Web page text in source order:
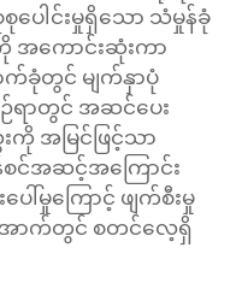
စုပေါင်းမှုရှိသော သံမှုန်ခုံ
အကောင်းဆုံးကာ
ခုံတွင် မျက်နှာပုံ
ာတွင် အဆင်ပေး
အမြင်ဖြင့်သာ
စင်အဆင့်အကြောင်း
ေါ်မှုကြောင့် ဖျက်စီးမှု
ောက်တွင် စတင်လေ့ရှိ